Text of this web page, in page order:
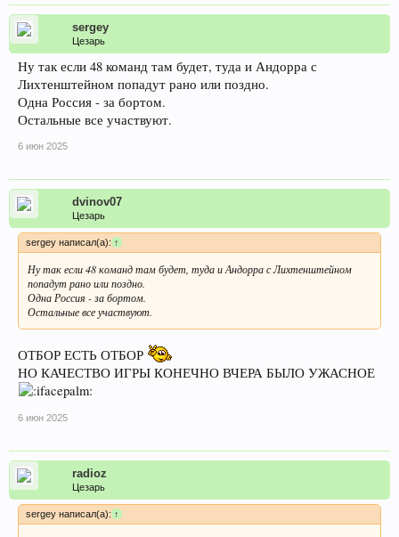
sergey
Цезарь
Ну так если 48 команд там будет, туда и Андорра с
Лихтенштейном попадут рано или поздно.
Одна Россия - за бортом.
Остальные все участвуют.
6 июн 2025
dvinov07
Цезарь
sergey написал(а): ↑
Ну так если 48 команд там будет, туда и Андорра с Лихтенштейном
попадут рано или поздно.
Одна Россия - за бортом.
Остальные все участвуют.
ОТБОР ЕСТЬ ОТБОР
НО КАЧЕСТВО ИГРЫ КОНЕЧНО ВЧЕРА БЫЛО УЖАСНОЕ
6 июн 2025
radioz
Цезарь
sergey написал(а):↑